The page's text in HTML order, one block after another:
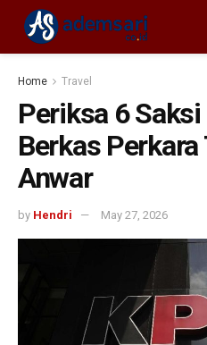
Home Travel
Periksa 6
Berkas
Anwar
by Hendri May 27, 2026